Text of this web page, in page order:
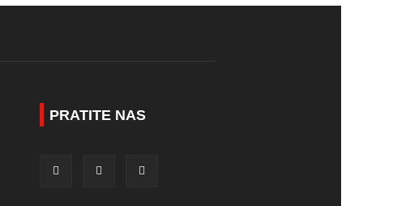
PRATITE NAS